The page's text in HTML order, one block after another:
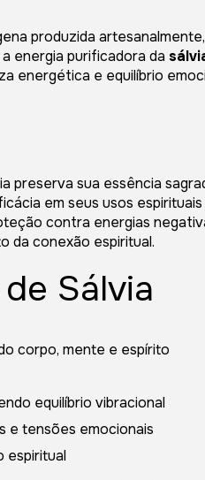
produzida
energia purificadora da
energética e equilíbrio
preserva sua essência
em seus usos espirituais
contra energias
da conexão espiritual.
Sálvia
corpo, mente e espírito
equilíbrio vibracional
e tensões emocionais
espiritual